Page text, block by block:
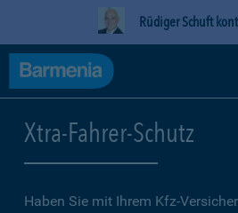
Rüdiger Schuft
Xtra-Fahrer-Schutz
Haben Sie mit Ihrem Kfz-